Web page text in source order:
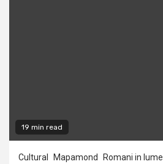
19 min read
Cultural Mapamond Romani in lume